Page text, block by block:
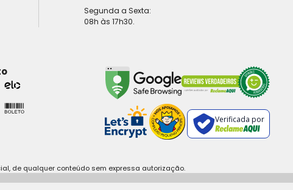
Segunda a Sexta:
08h às 17h30.
Verificada por
de qualquer conteúdo sem expressa autorização.